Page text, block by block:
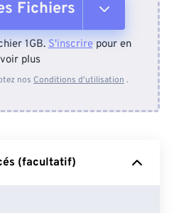
Fichiers
Drive
1GB.S'inscrirepour en
plus
nos Conditions d'utilisation .
(facultatif)